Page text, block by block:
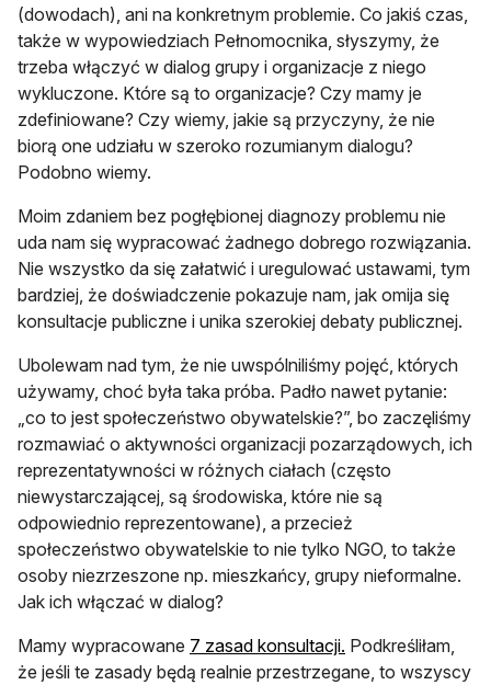
(dowodach), ani na konkretnym problemie. Co jakiś czas,
także w wypowiedziach Pełnomocnika, słyszymy, że
trzeba włączyć w dialog grupy i organizacje z niego
wykluczone. Które są to organizacje? Czy mamy je
zdefiniowane? Czy wiemy, jakie są przyczyny, że nie
biorą one udziału w szeroko rozumianym dialogu?
Podobno wiemy.
Moim zdaniem bez pogłębionej diagnozy problemu nie
uda nam się wypracować żadnego dobrego rozwiązania.
Nie wszystko da się załatwić i uregulować ustawami, tym
bardziej, że doświadczenie pokazuje nam, jak omija się
konsultacje publiczne i unika szerokiej debaty publicznej.
Ubolewam nad tym, że nie uwspólniliśmy pojęć, których
używamy, choć była taka próba. Padło nawet pytanie:
„co to jest społeczeństwo obywatelskie?”, bo zaczęliśmy
rozmawiać o aktywności organizacji pozarządowych, ich
reprezentatywności w różnych ciałach (często
niewystarczającej, są środowiska, które nie są
odpowiednio reprezentowane), a przecież
społeczeństwo obywatelskie to nie tylko NGO, to także
osoby niezrzeszone np. mieszkańcy, grupy nieformalne.
Jak ich włączać w dialog?
Mamy wypracowane 7 zasad konsultacji. Podkreśliłam,
że jeśli te zasady będą realnie przestrzegane, to wszyscy